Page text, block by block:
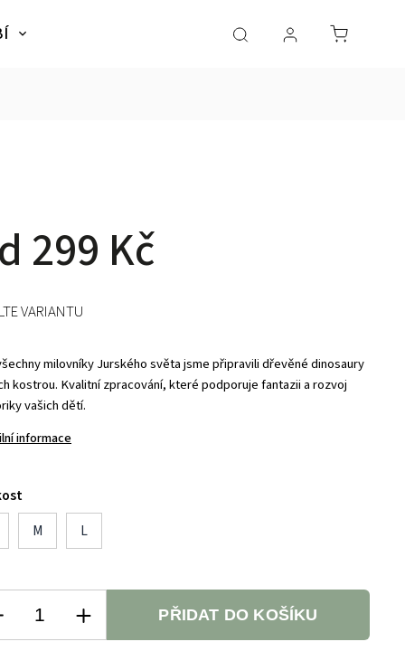
SLADKÉ SNY Dárky pro
299 Kč
milovníky Jurského světa jsme připravili dřevěné dinosaury
kostrou. Kvalitní zpracování, které podporuje fantazii a rozvoj
vašich dětí.
informace
M L
VARIANTU
PŘIDAT DO KOŠÍKU